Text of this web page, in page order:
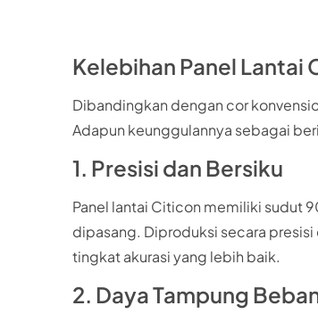
Kelebihan Panel Lantai
Dibandingkan dengan cor
Adapun keunggulannya sebagai
1. Presisi dan Bersiku
Panel lantai Citicon memiliki sudut
dipasang. Diproduksi secara
tingkat akurasi yang lebih baik.
2. Daya Tampung